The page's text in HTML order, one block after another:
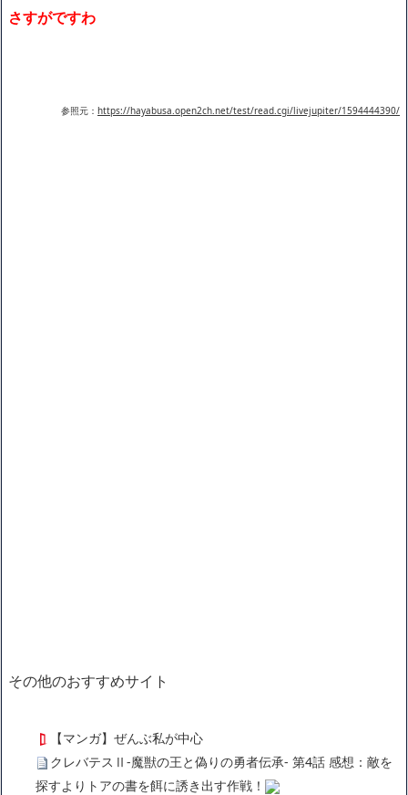
さすがですわ
参照元： https://hayabusa.open2ch.net/test/read.cgi/livejupiter/1594444390/
その他のおすすめサイト
【マンガ】ぜんぶ私が中心
クレバテスⅡ-魔獣の王と偽りの勇者伝承- 第4話 感想：敵を
探すよりトアの書を餌に誘き出す作戦！